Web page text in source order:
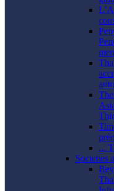
...
Societies